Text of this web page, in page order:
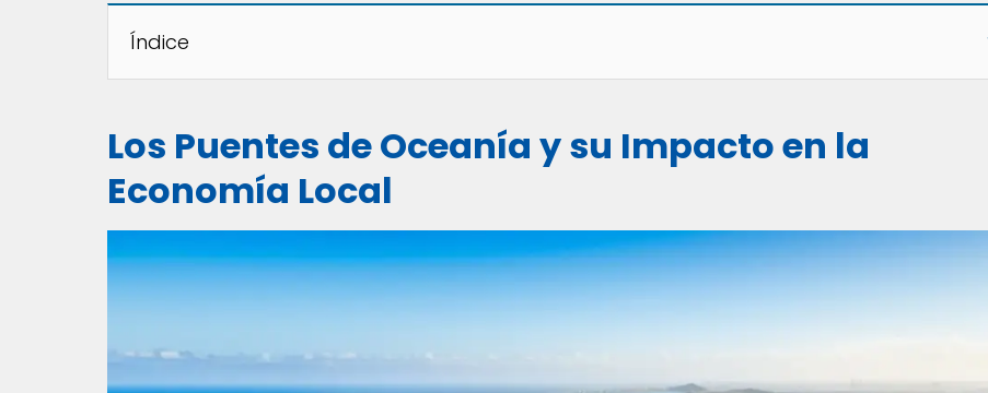
Índice
Los Puentes de Oceanía y su Impacto en la
Economía Local